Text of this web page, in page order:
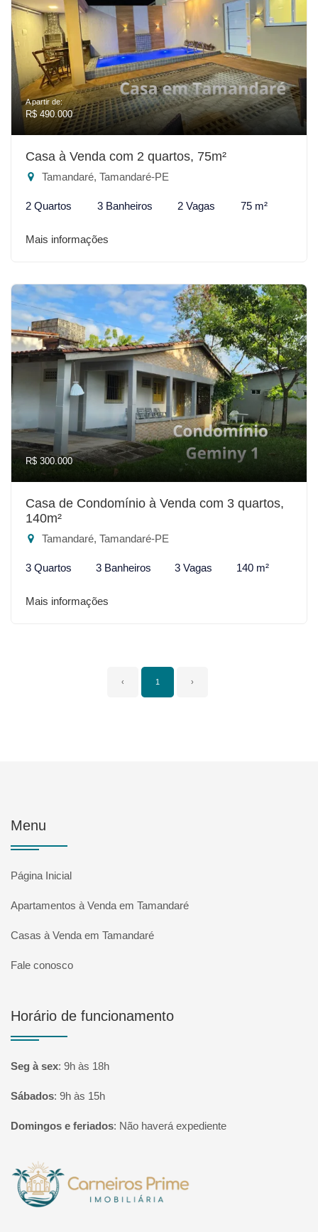
A partir de:
R$ 490.000
Casa à Venda com 2 quartos, 75m²
Tamandaré, Tamandaré-PE
2 Quartos 3 Banheiros 2 Vagas 75 m²
Mais informações
R$ 300.000
Casa de Condomínio à Venda com 3 quartos,
140m²
Tamandaré, Tamandaré-PE
3 Quartos 3 Banheiros 3 Vagas 140 m²
Mais informações
‹ 1 ›
Menu
Página Inicial
Apartamentos à Venda em Tamandaré
Casas à Venda em Tamandaré
Fale conosco
Horário de funcionamento
Seg à sex: 9h às 18h
Sábados: 9h às 15h
Domingos e feriados: Não haverá expediente
Página inicial